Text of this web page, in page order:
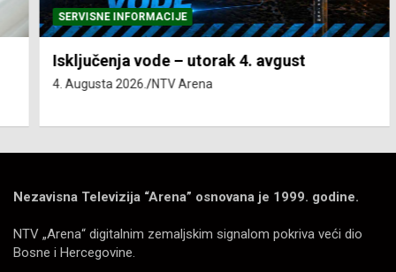
SERVISNE INFORMACIJE
Isključenja vode – utorak 4. avgust
4. Augusta 2026. NTV Arena
Nezavisna Televizija “Arena” osnovana je 1999. godine.
NTV „Arena“ digitalnim zemaljskim signalom pokriva veći dio
Bosne i Hercegovine.